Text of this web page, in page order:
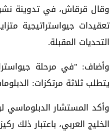
وقال قرقاش، في تدوينة
تعقيدات جيواستراتيجية
التحديات المقبلة.
وأضاف: "في مرحلة
يتطلب ثلاثة مرتكزات:
وأكد المستشار الدبلوماسي
الخليج العربي، باعتبار ذلك